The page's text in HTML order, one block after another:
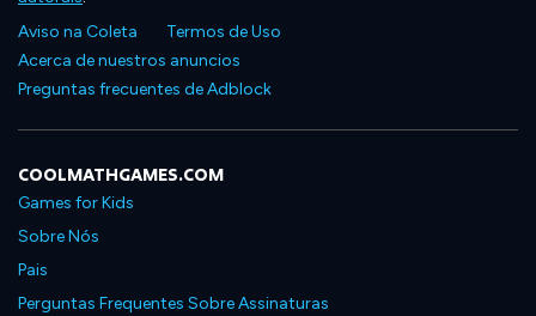
Aviso na Coleta
Termos de Uso
Acerca de nuestros anuncios
Preguntas frecuentes de Adblock
COOLMATHGAMES.COM
Games for Kids
Sobre Nós
Pais
Perguntas Frequentes Sobre Assinaturas